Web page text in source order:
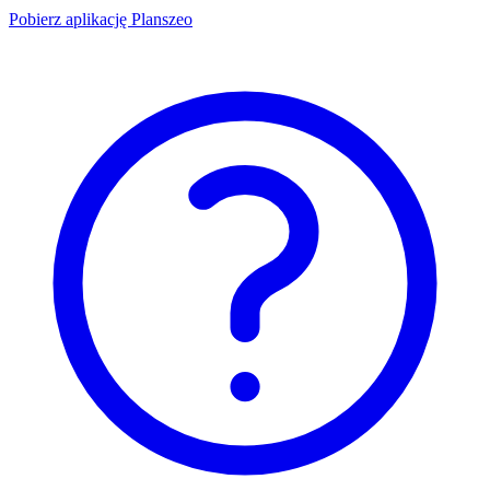
Pobierz aplikację Planszeo